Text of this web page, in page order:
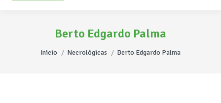
Berto Edgardo Palma
Estás aquí:
Inicio Necrológicas Berto Edgardo Palma